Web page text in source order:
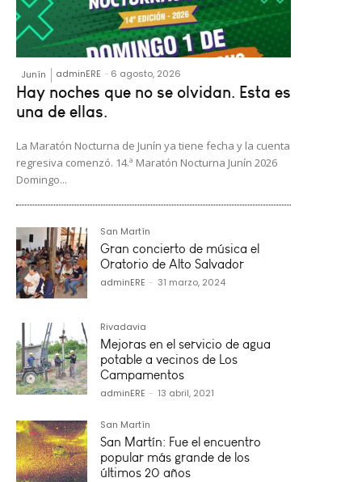
Junín adminERE - 6 agosto, 2026
Hay noches que no se olvidan. Esta es
una de ellas.
La Maratón Nocturna de Junín ya tiene fecha y la cuenta
regresiva comenzó. 14.ª Maratón Nocturna Junín 2026
Domingo...
San Martín
Gran concierto de música el
Oratorio de Alto Salvador
adminERE - 31 marzo, 2024
Rivadavia
Mejoras en el servicio de agua
potable a vecinos de Los
Campamentos
adminERE - 13 abril, 2021
San Martín
San Martín: Fue el encuentro
popular más grande de los
últimos 20 años